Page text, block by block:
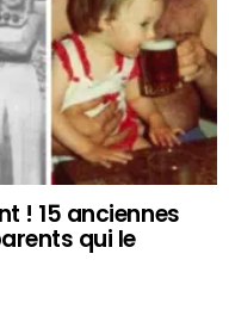
! 15 anciennes
qui le